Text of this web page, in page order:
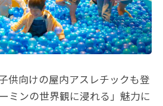
供向けの屋内アスレチックも登
ミンの世界観に浸れる」魅力に